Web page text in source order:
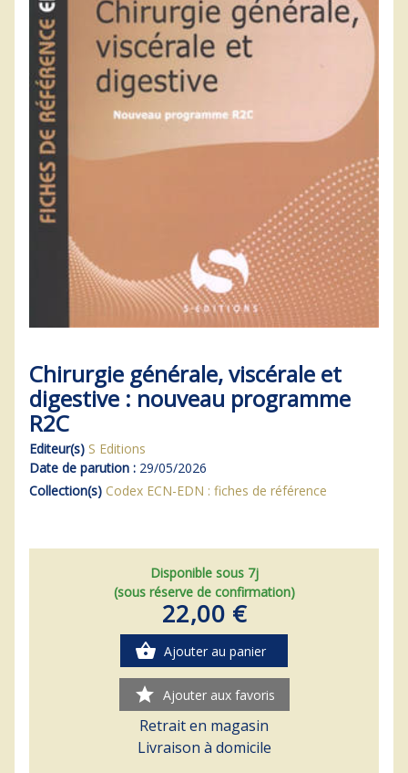
Chirurgie générale, viscérale et
digestive : nouveau programme
R2C
Editeur(s) S Editions
Date de parution : 29/05/2026
Collection(s) Codex ECN-EDN : fiches de référence
Disponible sous 7j
(sous réserve de confirmation)
22,00 €
shopping_basket Ajouter au panier
star Ajouter aux favoris
Retrait en magasin
Livraison à domicile